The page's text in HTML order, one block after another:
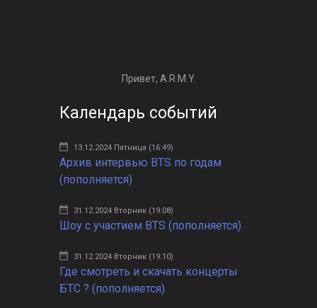
Привет, A.R.M.Y.
Календарь событий
13.12.2024 Пятница (16:49)
Архив интервью BTS по годам
(пополняется)
31.12.2024 Вторник (19:08)
Шоу с участием BTS (пополняется)
31.12.2024 Вторник (19:10)
Где смотреть и скачать концерты
БТС ? (пополняется)